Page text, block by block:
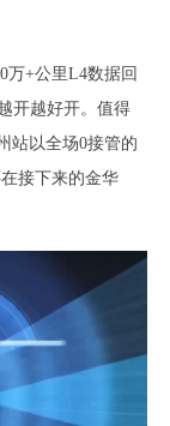
万+公里L4数据回
开越好开。值得
站以全场0接管的
接下来的金华